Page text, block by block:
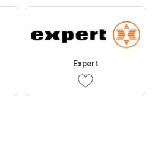
Expert